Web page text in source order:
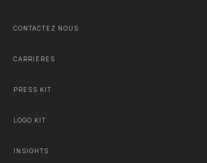
CONTACTEZ NOUS
CARRIÈRES
PRESS KIT
LOGO KIT
INSIGHTS